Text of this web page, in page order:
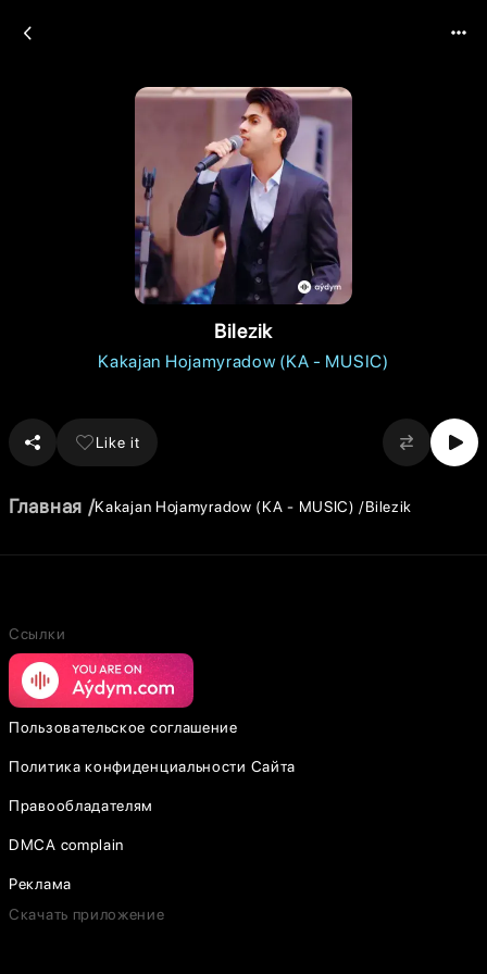
Bilezik
Kakajan Hojamyradow (KA - MUSIC)
Like it
Главная Kakajan Hojamyradow (KA - MUSIC) Bilezik
Ссылки
Пользовательское соглашение
Политика конфиденциальности Сайта
Правообладателям
DMCA complain
Реклама
Скачать приложение